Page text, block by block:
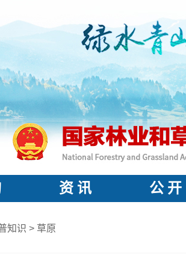
资 讯 公 开
知识 > 草原